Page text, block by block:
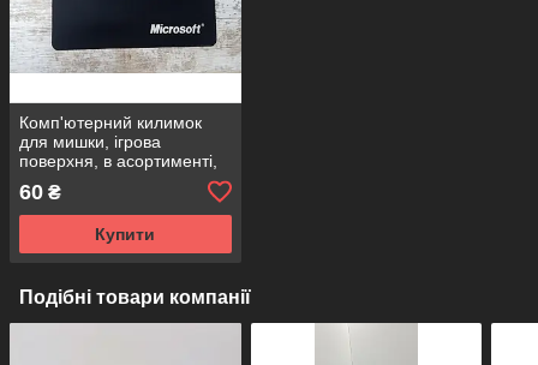
Комп'ютерний килимок
для мишки, ігрова
поверхня, в асортименті,
60 ₴
Купити
Подібні товари компанії